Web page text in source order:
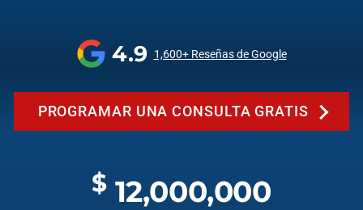
4.9 1,600+ Reseñas de Google
PROGRAMAR UNA CONSULTA GRATIS
$ 12,000,000